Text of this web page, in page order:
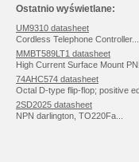
Ostatnio wyświetlane:
UM9310 datasheet
Cordless Telephone Controller...
MMBT589LT1 datasheet
High Current Surface Mount
74AHC574 datasheet
Octal D-type flip-flop; positive
2SD2025 datasheet
NPN darlington, TO220Fa...